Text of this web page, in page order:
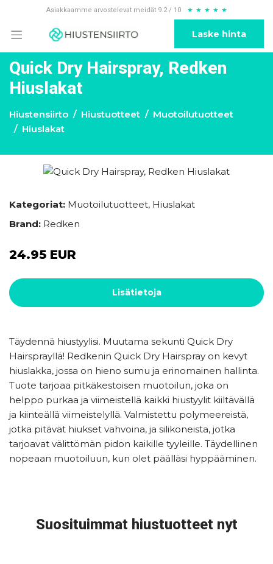
Asiakkaamme arvostelevat meidät 9.2 / 10 ★ ★ ★ ★ ★
Laske hinta
Quick Dry Hairspray, Redken
Hiuslakat
Hiustensiirto Hiustuotteet
Muotoilutuotteet
Hiuslakat
Kategoriat: Muotoilutuotteet, Hiuslakat
Brand: Redken
24.95 EUR
Lisätietoja
Täydennä hiustyylisi. Muutama sekunti Quick Dry
Hairsprayllä! Redkenin Quick Dry Hairspray on kevyt
hiuslakka, jossa on hieno sumu ja erinomainen hallinta.
Tuote tarjoaa pitkäkestoisen muotoilun, joka on
helppo purkaa ja viimeistellä kaikki hiustyylit kiiltävällä
ja kiinteällä viimeistelyllä. Valmistettu polymeereistä,
jotka pitävät hiukset vahvoina, ja silikoneista, jotka
tarjoavat välittömän pidon kaikille tyyleille. Täydellinen
nopeaan muotoiluun, kun olet päälläsi hyppääminen.
Suosituimmat hiustuotteet nyt